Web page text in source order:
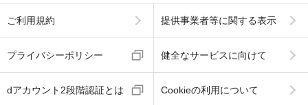
ご利用規約 提供事業者等に関する表示
プライバシーポリシー 健全なサービスに向けて
dアカウント2段階認証とは Cookieの利用について